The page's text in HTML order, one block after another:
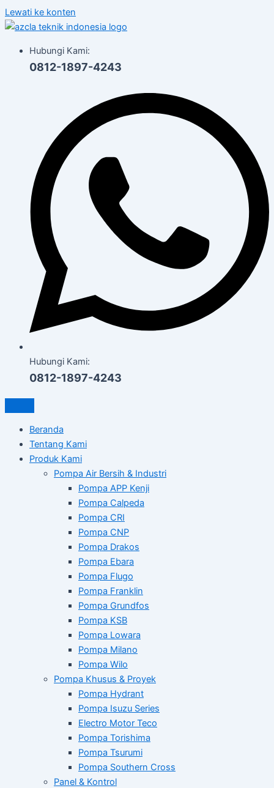
Lewati ke konten
Hubungi Kami:
0812-1897-4243
Hubungi Kami:
0812-1897-4243
Beranda
Tentang Kami
Produk Kami
Pompa Air Bersih & Industri
Pompa APP Kenji
Pompa Calpeda
Pompa CRI
Pompa CNP
Pompa Drakos
Pompa Ebara
Pompa Flugo
Pompa Franklin
Pompa Grundfos
Pompa KSB
Pompa Lowara
Pompa Milano
Pompa Wilo
Pompa Khusus & Proyek
Pompa Hydrant
Pompa Isuzu Series
Electro Motor Teco
Pompa Torishima
Pompa Tsurumi
Pompa Southern Cross
Panel & Kontrol